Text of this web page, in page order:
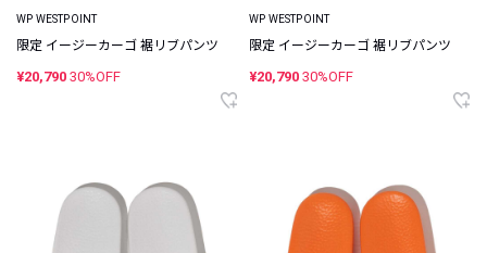
WP WESTPOINT
限定 イージーカーゴ 裾リブパンツ
¥20,790 30%OFF
WP WESTPOINT
限定 イージーカーゴ 裾リブパンツ
¥20,790 30%OFF